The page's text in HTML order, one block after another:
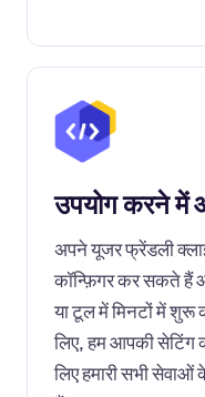
उपयोग करने
अपने यूजर फ्रेंडली
कॉन्फ़िगर कर सकते हैं
या टूल में मिनटों में
लिए, हम आपकी सेटिंग
लिए हमारी सभी सेवाओं